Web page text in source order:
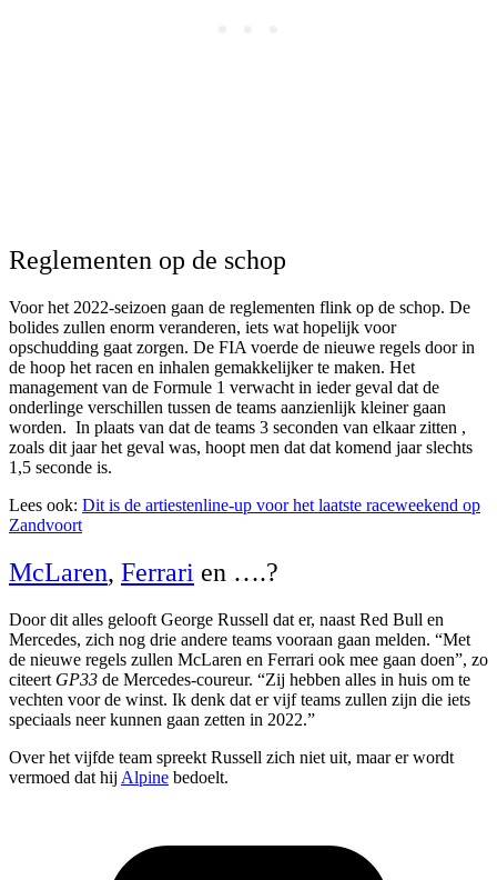
Reglementen op de schop
Voor het 2022-seizoen gaan de reglementen flink op de schop. De
bolides zullen enorm veranderen, iets wat hopelijk voor
opschudding gaat zorgen. De FIA voerde de nieuwe regels door in
de hoop het racen en inhalen gemakkelijker te maken. Het
management van de Formule 1 verwacht in ieder geval dat de
onderlinge verschillen tussen de teams aanzienlijk kleiner gaan
worden. In plaats van dat de teams 3 seconden van elkaar zitten ,
zoals dit jaar het geval was, hoopt men dat dat komend jaar slechts
1,5 seconde is.
Lees ook: Dit is de artiestenline-up voor het laatste raceweekend op
Zandvoort
McLaren, Ferrari en ….?
Door dit alles gelooft George Russell dat er, naast Red Bull en
Mercedes, zich nog drie andere teams vooraan gaan melden. “Met
de nieuwe regels zullen McLaren en Ferrari ook mee gaan doen”, zo
citeert GP33 de Mercedes-coureur. “Zij hebben alles in huis om te
vechten voor de winst. Ik denk dat er vijf teams zullen zijn die iets
speciaals neer kunnen gaan zetten in 2022.”
Over het vijfde team spreekt Russell zich niet uit, maar er wordt
vermoed dat hij Alpine bedoelt.